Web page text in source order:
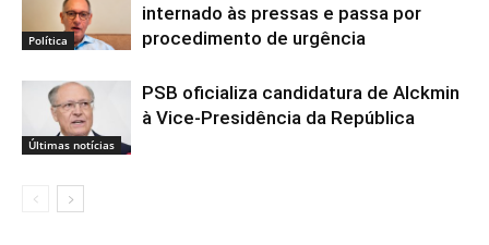
Política
internado às pressas e passa por
procedimento de urgência
Últimas notícias
PSB oficializa candidatura de Alckmin
à Vice-Presidência da República